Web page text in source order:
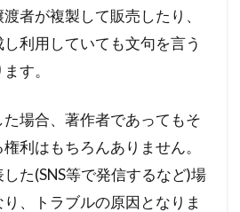
者が複製して販売したり、
利用していても文句を言う
す。
場合、著作者であってもそ
利はもちろんありません。
た(SNS等で発信するなど)場
、トラブルの原因となりま